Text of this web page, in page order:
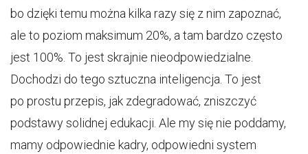
bo dzięki temu można kilka razy się z nim zapoznać,
ale to poziom maksimum 20%, a tam bardzo często
jest 100%. To jest skrajnie nieodpowiedzialne.
Dochodzi do tego sztuczna inteligencja. To jest
po prostu przepis, jak zdegradować, zniszczyć
podstawy solidnej edukacji. Ale my się nie poddamy,
mamy odpowiednie kadry, odpowiedni system